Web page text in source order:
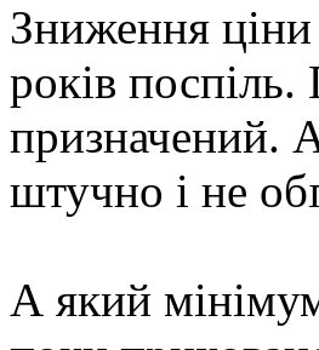
Зниження
років
призначений.
штучно і не
А який